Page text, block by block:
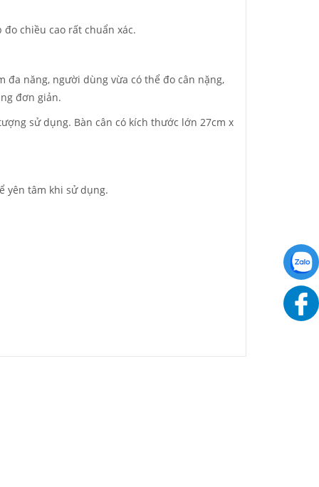
chiều cao rất chuẩn xác.
đa năng, người dùng vừa có thể đo cân nặng,
đơn giản.
sử dụng. Bàn cân có kích thước lớn 27cm x
yên tâm khi sử dụng.